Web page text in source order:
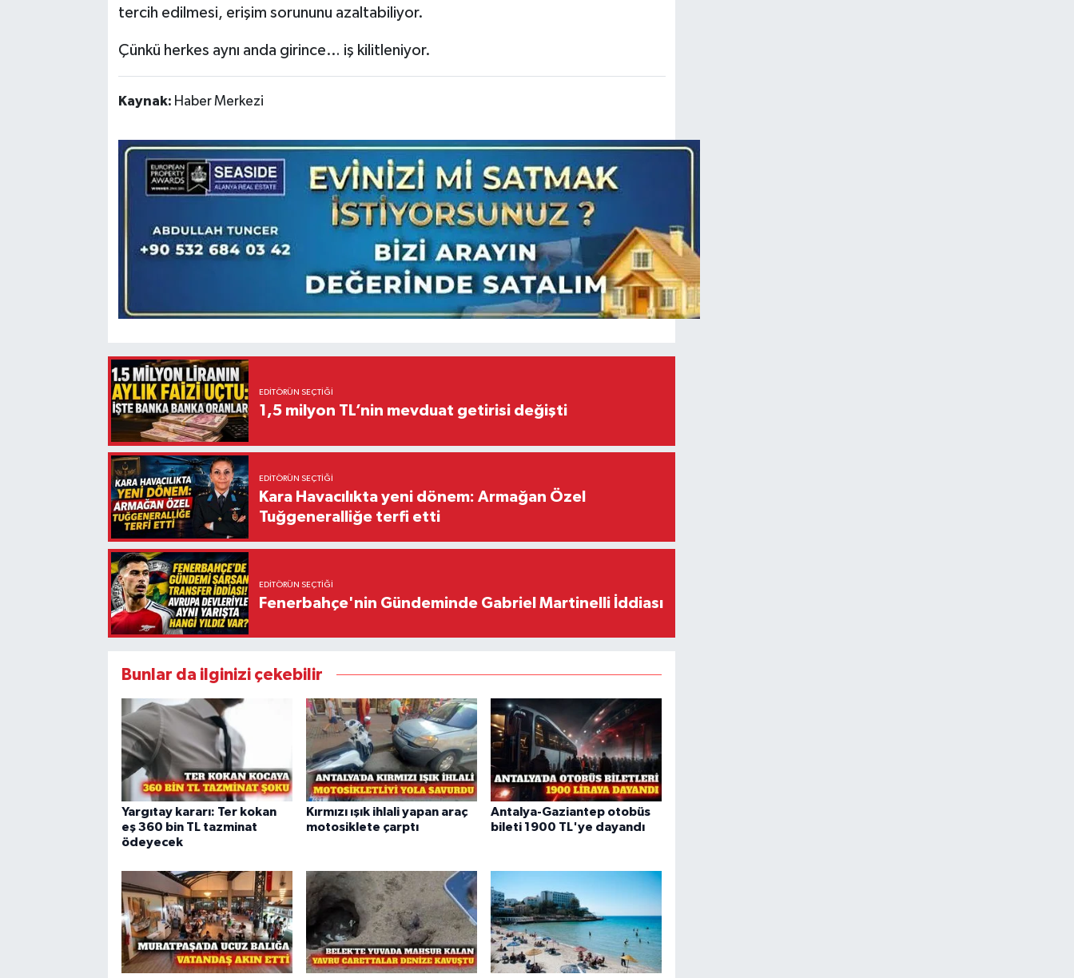
tercih edilmesi, erişim sorununu azaltabiliyor.
Çünkü herkes aynı anda girince… iş kilitleniyor.
Kaynak: Haber Merkezi
EDITÖRÜN SEÇTIĞI
1,5 milyon TL’nin mevduat getirisi değişti
EDITÖRÜN SEÇTIĞI
Kara Havacılıkta yeni dönem: Armağan Özel
Tuğgeneralliğe terfi etti
EDITÖRÜN SEÇTIĞI
Fenerbahçe'nin Gündeminde Gabriel Martinelli İddiası
Bunlar da ilginizi çekebilir
Yargıtay kararı: Ter kokan
eş 360 bin TL tazminat
ödeyecek
Kırmızı ışık ihlali yapan araç
motosiklete çarptı
Antalya-Gaziantep otobüs
bileti 1900 TL'ye dayandı